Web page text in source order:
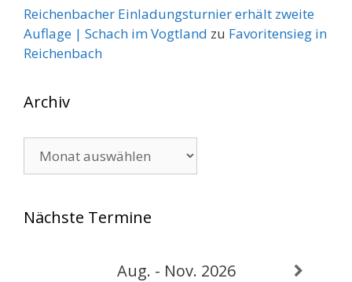
Reichenbacher Einladungsturnier erhält zweite
Auflage | Schach im Vogtland zu Favoritensieg in
Reichenbach
Archiv
Nächste Termine
Aug. - Nov. 2026